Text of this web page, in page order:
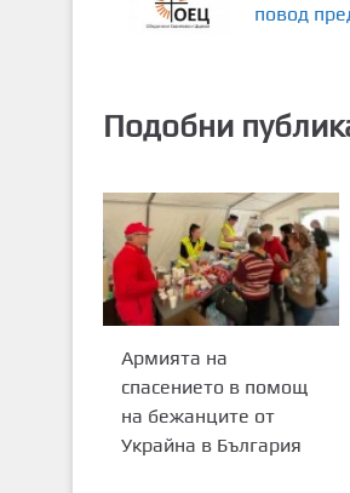
повод
Подобни
Армията на
спасението в помощ
на бежанците от
Украйна в България